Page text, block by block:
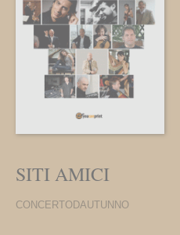
SITI AMICI
CONCERTODAUTUNNO